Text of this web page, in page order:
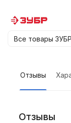
Все товары ЗУБР
Отзывы
Отзывы